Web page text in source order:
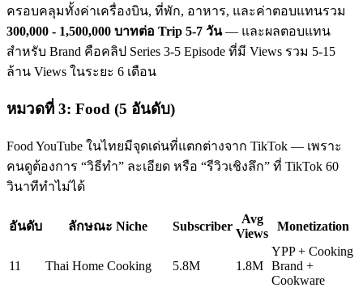
ครอบคลุมทั้งค่าเครื่องบิน, ที่พัก, อาหาร, และค่าตอบแทนรวม
300,000 - 1,500,000 บาทต่อ Trip 5-7 วัน— และผลตอบแทน
สำหรับ Brand คือคลิป Series 3-5 Episode ที่มี Views รวม 5-15
ล้าน Views ในระยะ 6 เดือน
หมวดที่ 3: Food (5 อันดับ)
Food YouTube ในไทยมีจุดเด่นที่แตกต่างจาก TikTok — เพราะ
คนดูต้องการ “วิธีทำ” ละเอียด หรือ “รีวิวเชิงลึก” ที่ TikTok 60
วินาทีทำไม่ได้
อันดับ ลักษณะ Niche Subscriber
Avg
Views
Monetization
11 Thai Home Cooking 5.8M 1.8M
YPP + Cooking
Brand +
Cookware